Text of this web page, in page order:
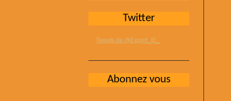
Twitter
Tweets de @Expert_IE_
Abonnez vous